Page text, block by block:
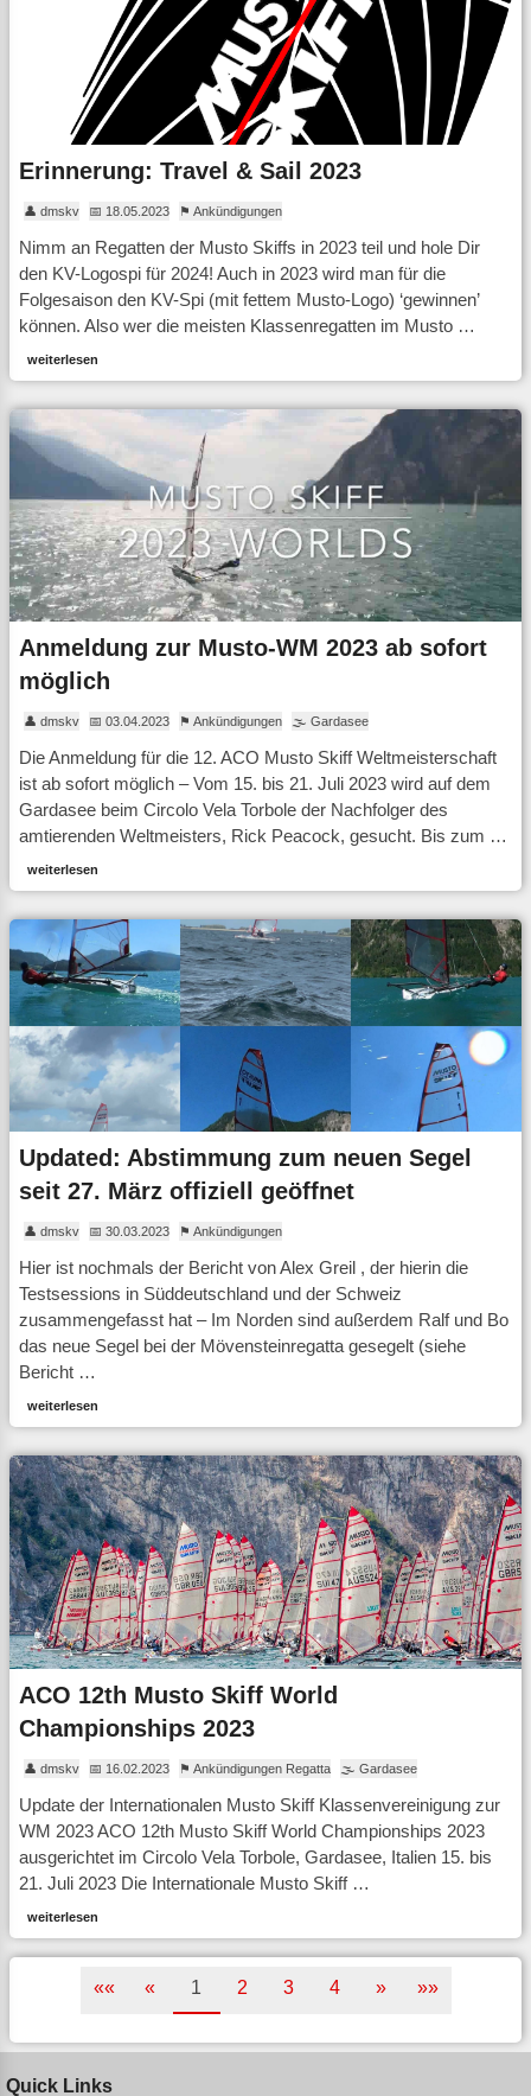
Erinnerung: Travel & Sail 2023
👤 dmskv 📅 18.05.2023 ⚑ Ankündigungen
Nimm an Regatten der Musto Skiffs in 2023 teil und hole Dir
den KV-Logospi für 2024! Auch in 2023 wird man für die
Folgesaison den KV-Spi (mit fettem Musto-Logo) ‘gewinnen’
können. Also wer die meisten Klassenregatten im Musto …
weiterlesen
Anmeldung zur Musto-WM 2023 ab sofort
möglich
👤 dmskv 📅 03.04.2023 ⚑ Ankündigungen 🌫 Gardasee
Die Anmeldung für die 12. ACO Musto Skiff Weltmeisterschaft
ist ab sofort möglich – Vom 15. bis 21. Juli 2023 wird auf dem
Gardasee beim Circolo Vela Torbole der Nachfolger des
amtierenden Weltmeisters, Rick Peacock, gesucht. Bis zum …
weiterlesen
Updated: Abstimmung zum neuen Segel
seit 27. März offiziell geöffnet
👤 dmskv 📅 30.03.2023 ⚑ Ankündigungen
Hier ist nochmals der Bericht von Alex Greil , der hierin die
Testsessions in Süddeutschland und der Schweiz
zusammengefasst hat – Im Norden sind außerdem Ralf und Bo
das neue Segel bei der Mövensteinregatta gesegelt (siehe
Bericht …
weiterlesen
ACO 12th Musto Skiff World
Championships 2023
👤 dmskv 📅 16.02.2023 ⚑ Ankündigungen Regatta 🌫 Gardasee
Update der Internationalen Musto Skiff Klassenvereinigung zur
WM 2023 ACO 12th Musto Skiff World Championships 2023
ausgerichtet im Circolo Vela Torbole, Gardasee, Italien 15. bis
21. Juli 2023 Die Internationale Musto Skiff …
weiterlesen
«« « 1 2 3 4 » »»
Quick Links